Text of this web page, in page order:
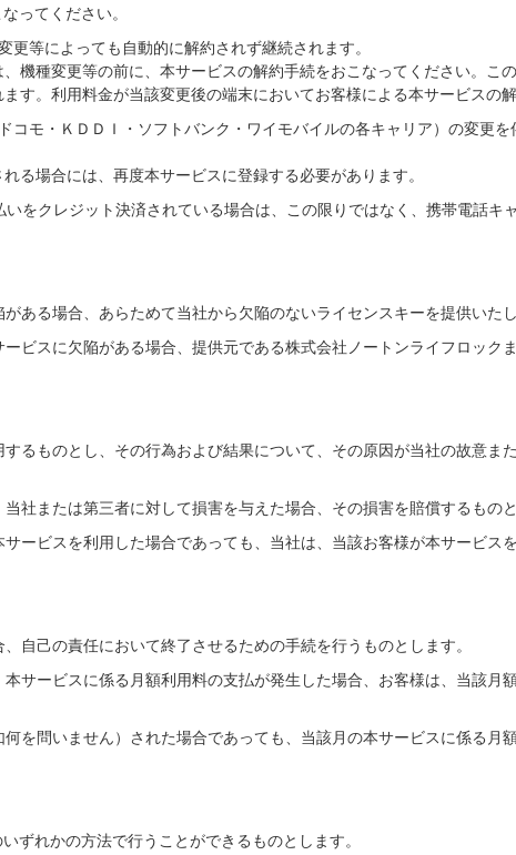
ってください。
更等によっても自動的に解約されず継続されます。
機種変更等の前に、本サービスの解約手続をおこなってください。こ
す。利用料金が当該変更後の端末においてお客様による本サービスの
コモ・ＫＤＤＩ・ソフトバンク・ワイモバイルの各キャリア）の変更
る場合には、再度本サービスに登録する必要があります。
いをクレジット決済されている場合は、この限りではなく、携帯電話キ
ある場合、あらためて当社から欠陥のないライセンスキーを提供いたし
ビスに欠陥がある場合、提供元である株式会社ノートンライフロック
るものとし、その行為および結果について、その原因が当社の故意ま
社または第三者に対して損害を与えた場合、その損害を賠償するものと
ービスを利用した場合であっても、当社は、当該お客様が本サービス
自己の責任において終了させるための手続を行うものとします。
サービスに係る月額利用料の支払が発生した場合、お客様は、当該月
を問いません）された場合であっても、当該月の本サービスに係る月
ずれかの方法で行うことができるものとします。